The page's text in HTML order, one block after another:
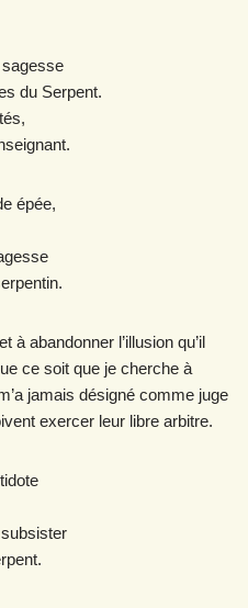
du Serpent.
épée,
à abandonner l’illusion qu’il
ce soit que je cherche à
jamais désigné comme juge
exercer leur libre arbitre.